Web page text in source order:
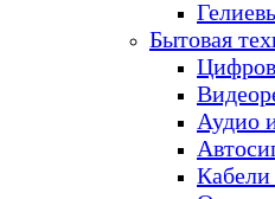
Бытовая
Аудио
Кабели